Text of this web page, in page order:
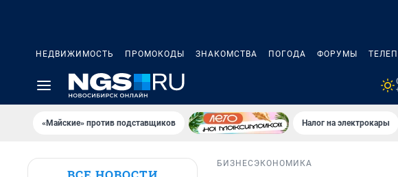
НЕДВИЖИМОСТЬ ПРОМОКОДЫ ЗНАКОМСТВА ПОГОДА ФОРУМЫ
«Майские» против подставщиков Налог на электрокары
БИЗНЕС ЭКОНОМИКА